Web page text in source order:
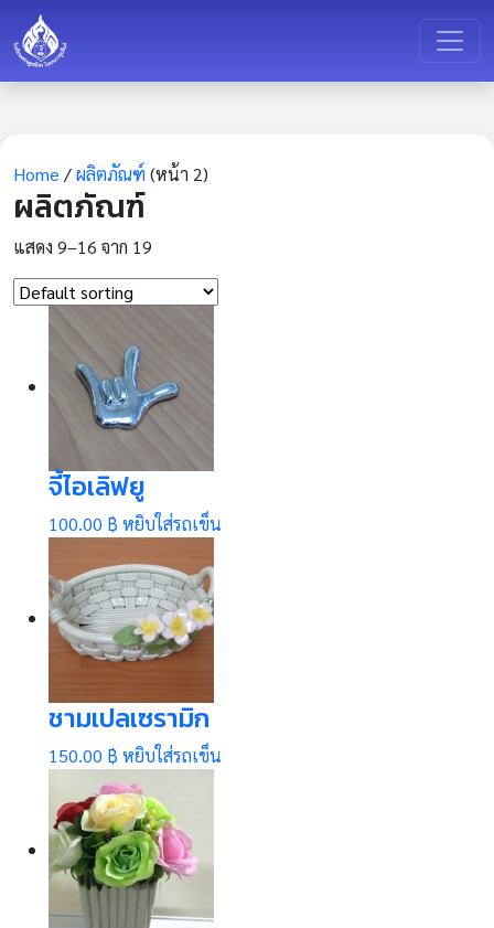
Home /ผลิตภัณฑ์ (หน้า 2)
ผลิตภัณฑ์
แสดง 9–16 จาก 19
จี้ไอเลิฟยู
100.00 ฿ หยิบใส่รถเข็น
ชามเปลเซรามิก
150.00 ฿ หยิบใส่รถเข็น